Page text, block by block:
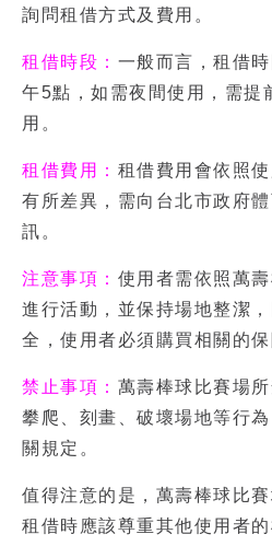
詢問租借方式及費用。
租借時段： 一般而言，租借
午5點，如需夜間使用，需提
用。
租借費用： 租借費用會依照
有所差異，需向台北市政府
訊。
注意事項： 使用者需依照萬
進行活動，並保持場地整潔
全，使用者必須購買相關的
禁止事項： 萬壽棒球比賽場
攀爬、刻畫、破壞場地等行
關規定。
值得注意的是，萬壽棒球比
租借時應該尊重其他使用者